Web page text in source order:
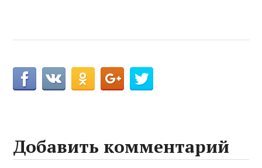
Добавить комментарий